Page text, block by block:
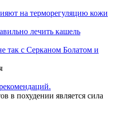
на терморегуляцию кожи
лечить кашель
так с Серканом Болатом и
в похудении является сила